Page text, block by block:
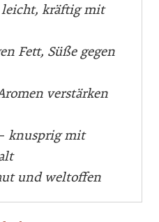
kräftig mit
Fett, Süße gegen
verstärken
knusprig mit
und weltoffen